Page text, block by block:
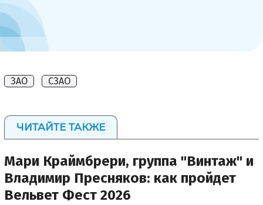
ЗАО СЗАО
ЧИТАЙТЕ ТАКЖЕ
Мари Краймбрери, группа "Винтаж" и
Владимир Пресняков: как пройдет
Вельвет Фест 2026